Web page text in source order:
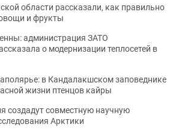
области рассказали, как правильно
и фрукты
администрация ЗАТО
о модернизации теплосетей в
в Кандалакшском заповеднике
жизни птенцов кайры
создадут совместную научную
Арктики